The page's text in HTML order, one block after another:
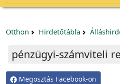
Otthon Hirdetőtábla
pénzügyi-számviteli
Megosztás Facebook-on